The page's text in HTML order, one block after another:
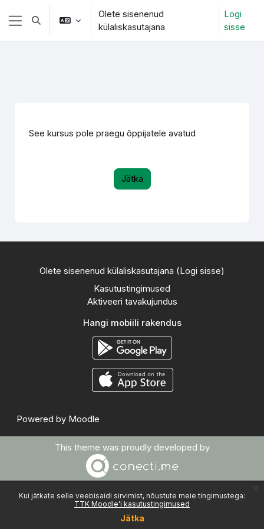
Jäta vahele peasisuni
Kui jätkate selle veebisaidi sirvimist, nõustute meie tingimustega:
TTK Moodle'i kasutustingimused
Jätka
Küljepaneel
Lülitab otsingu sisendi
Olete sisenenud
külaliskasutajana
Logi
sisse
See kursus pole praegu õppijatele avatud
Jätka
Olete sisenenud külaliskasutajana (Logi sisse)
Kasutustingimused
Aktiveeri tavakujundus
Hangi mobiili rakendus
Powered by Moodle
This theme was proudly developed by